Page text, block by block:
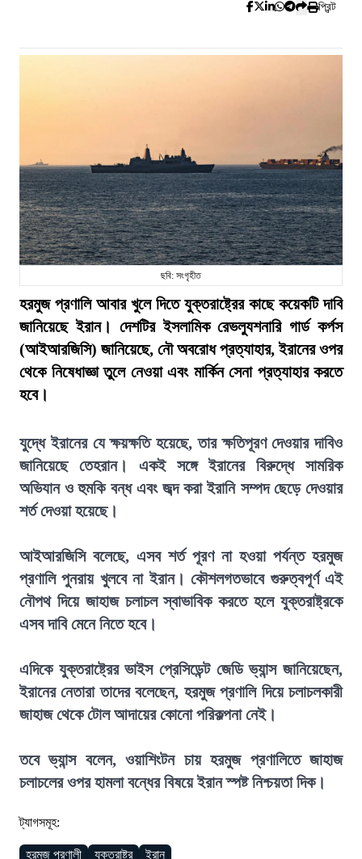
প্রিন্ট
ছবি: সংগৃহীত
হরমুজ প্রণালি আবার খুলে দিতে যুক্তরাষ্ট্রের কাছে কয়েকটি দাবি
জানিয়েছে ইরান। দেশটির ইসলামিক রেভল্যুশনারি গার্ড কর্পস
(আইআরজিসি) জানিয়েছে, নৌ অবরোধ প্রত্যাহার, ইরানের ওপর
থেকে নিষেধাজ্ঞা তুলে নেওয়া এবং মার্কিন সেনা প্রত্যাহার করতে
হবে।
যুদ্ধে ইরানের যে ক্ষয়ক্ষতি হয়েছে, তার ক্ষতিপূরণ দেওয়ার দাবিও
জানিয়েছে তেহরান। একই সঙ্গে ইরানের বিরুদ্ধে সামরিক
অভিযান ও হুমকি বন্ধ এবং জব্দ করা ইরানি সম্পদ ছেড়ে দেওয়ার
শর্ত দেওয়া হয়েছে।
আইআরজিসি বলেছে, এসব শর্ত পূরণ না হওয়া পর্যন্ত হরমুজ
প্রণালি পুনরায় খুলবে না ইরান। কৌশলগতভাবে গুরুত্বপূর্ণ এই
নৌপথ দিয়ে জাহাজ চলাচল স্বাভাবিক করতে হলে যুক্তরাষ্ট্রকে
এসব দাবি মেনে নিতে হবে।
এদিকে যুক্তরাষ্ট্রের ভাইস প্রেসিডেন্ট জেডি ভ্যান্স জানিয়েছেন,
ইরানের নেতারা তাদের বলেছেন, হরমুজ প্রণালি দিয়ে চলাচলকারী
জাহাজ থেকে টোল আদায়ের কোনো পরিকল্পনা নেই।
তবে ভ্যান্স বলেন, ওয়াশিংটন চায় হরমুজ প্রণালিতে জাহাজ
চলাচলের ওপর হামলা বন্ধের বিষয়ে ইরান স্পষ্ট নিশ্চয়তা দিক।
ট্যাগসমূহ:
হরমুজ প্রণালী যুক্তরাষ্ট্র ইরান